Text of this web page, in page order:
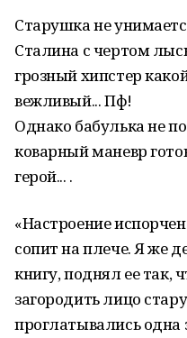
Старушка не
Сталина с чертом
грозный хипстер
вежливый... Пф!
Однако бабулька не
коварный маневр
герой... .
«Настроение
сопит на плече. Я же
книгу, поднял ее так,
загородить лицо
проглатывались одна